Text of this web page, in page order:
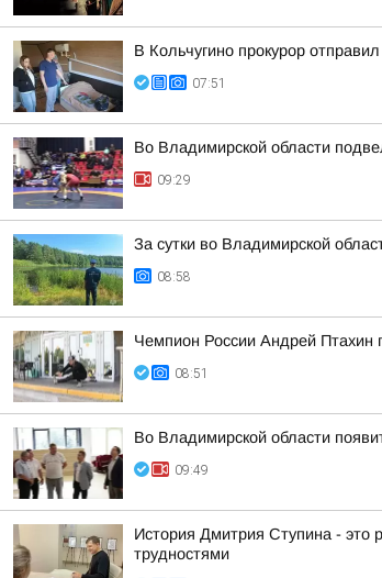
В Кольчугино прокурор
07:51
Во Владимирской области
09:29
За сутки во Владимирской
08:58
Чемпион России Андрей Птахин
08:51
Во Владимирской области
09:49
История Дмитрия Ступина - это
трудностями